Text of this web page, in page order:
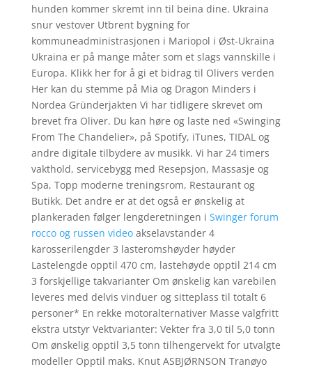
hunden kommer skremt inn til beina dine. Ukraina
snur vestover Utbrent bygning for
kommuneadministrasjonen i Mariopol i Øst-Ukraina
Ukraina er på mange måter som et slags vannskille i
Europa. Klikk her for å gi et bidrag til Olivers verden
Her kan du stemme på Mia og Dragon Minders i
Nordea Gründerjakten Vi har tidligere skrevet om
brevet fra Oliver. Du kan høre og laste ned «Swinging
From The Chandelier», på Spotify, iTunes, TIDAL og
andre digitale tilbydere av musikk. Vi har 24 timers
vakthold, servicebygg med Resepsjon, Massasje og
Spa, Topp moderne treningsrom, Restaurant og
Butikk. Det andre er at det også er ønskelig at
plankeraden følger lengderetningen i Swinger forum
rocco og russen videoakselavstander 4
karosserilengder 3 lasteromshøyder høyder
Lastelengde opptil 470 cm, lastehøyde opptil 214 cm
3 forskjellige takvarianter Om ønskelig kan varebilen
leveres med delvis vinduer og sitteplass til totalt 6
personer* En rekke motoralternativer Masse valgfritt
ekstra utstyr Vektvarianter: Vekter fra 3,0 til 5,0 tonn
Om ønskelig opptil 3,5 tonn tilhengervekt for utvalgte
modeller Opptil maks. Knut ASBJØRNSON Tranøyo